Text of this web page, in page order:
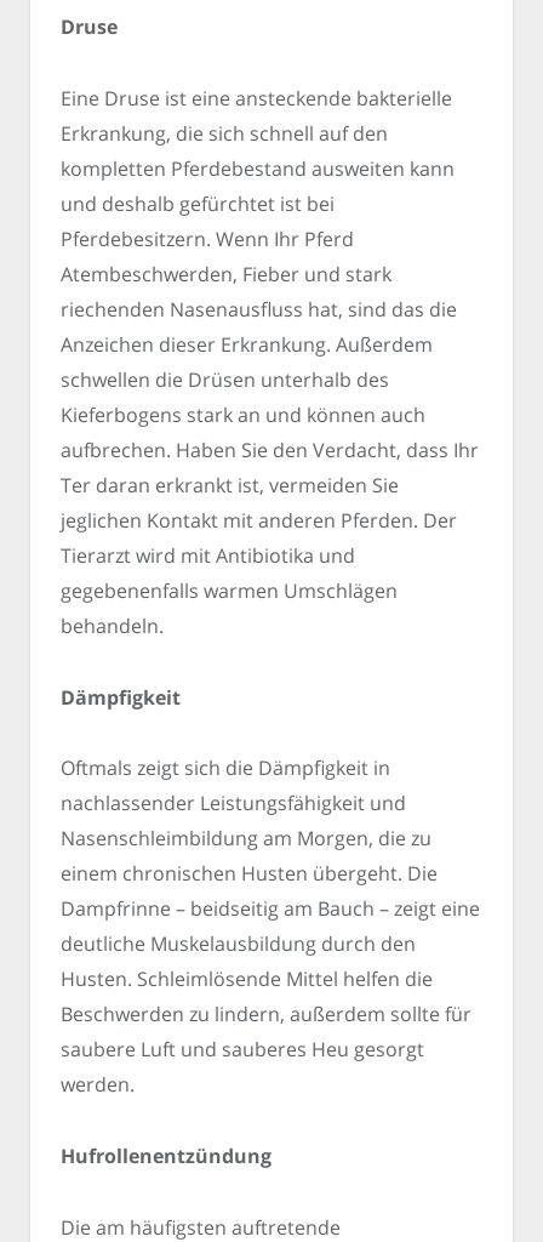
Druse
Eine Druse ist eine ansteckende bakterielle
Erkrankung, die sich schnell auf den
kompletten Pferdebestand ausweiten kann
und deshalb gefürchtet ist bei
Pferdebesitzern. Wenn Ihr Pferd
Atembeschwerden, Fieber und stark
riechenden Nasenausfluss hat, sind das die
Anzeichen dieser Erkrankung. Außerdem
schwellen die Drüsen unterhalb des
Kieferbogens stark an und können auch
aufbrechen. Haben Sie den Verdacht, dass Ihr
Ter daran erkrankt ist, vermeiden Sie
jeglichen Kontakt mit anderen Pferden. Der
Tierarzt wird mit Antibiotika und
gegebenenfalls warmen Umschlägen
behandeln.
Dämpfigkeit
Oftmals zeigt sich die Dämpfigkeit in
nachlassender Leistungsfähigkeit und
Nasenschleimbildung am Morgen, die zu
einem chronischen Husten übergeht. Die
Dampfrinne – beidseitig am Bauch – zeigt eine
deutliche Muskelausbildung durch den
Husten. Schleimlösende Mittel helfen die
Beschwerden zu lindern, außerdem sollte für
saubere Luft und sauberes Heu gesorgt
werden.
Hufrollenentzündung
Die am häufigsten auftretende